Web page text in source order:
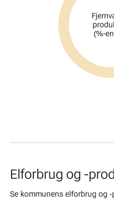
(%-
Elforbrug og -
Se kommunens elforbrug og